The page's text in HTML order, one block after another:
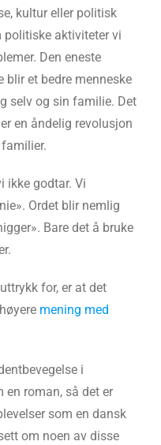
kultur eller politisk
politiske aktiviteter vi
Den eneste
blir et bedre menneske
selv og sin familie. Det
en åndelig revolusjon
ikke godtar. Vi
Ordet blir nemlig
Bare det å bruke
for, er at det
mening med
i
en roman, så det er
som en dansk
om noen av disse